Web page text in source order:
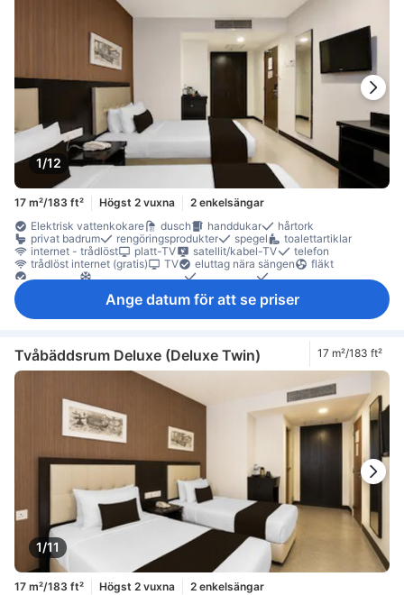
1/12
17 m²/183 ft² Högst 2 vuxna
2 enkelsängar
Elektrisk vattenkokare
dusch handdukar
hårtork
privat badrum
rengöringsprodukter spegel
toalettartiklar
internet - trådlöst
platt-TV satellit/kabel-TV
telefon
trådlöst internet (gratis)
TV eluttag nära sängen
fläkt
arbetsplats för bärbar dator
Klinker-/marmorgolv
Ange datum för att se priser
Tvåbäddsrum Deluxe (Deluxe Twin) 17 m²/183 ft²
1/11
17 m²/183 ft² Högst 2 vuxna
2 enkelsängar